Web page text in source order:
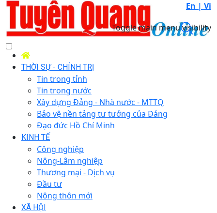
En | Vi
Toggle main menu visibility
THỜI SỰ - CHÍNH TRỊ
Tin trong tỉnh
Tin trong nước
Xây dựng Đảng - Nhà nước - MTTQ
Bảo vệ nền tảng tư tưởng của Đảng
Đạo đức Hồ Chí Minh
KINH TẾ
Công nghiệp
Nông-Lâm nghiệp
Thương mại - Dịch vụ
Đầu tư
Nông thôn mới
XÃ HỘI